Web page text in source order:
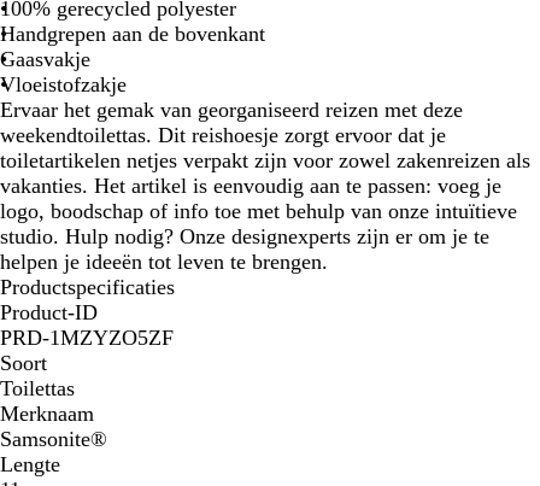
s
g
r
o
e
n
c
h
t
b
l
a
u
w
o
n
z
w
a
r
t
100% gerecycled polyester
Handgrepen aan de bovenkant
Gaasvakje
Vloeistofzakje
Ervaar het gemak van georganiseerd reizen met deze
weekendtoilettas. Dit reishoesje zorgt ervoor dat je
toiletartikelen netjes verpakt zijn voor zowel zakenreizen als
vakanties. Het artikel is eenvoudig aan te passen: voeg je
logo, boodschap of info toe met behulp van onze intuïtieve
studio. Hulp nodig? Onze designexperts zijn er om je te
helpen je ideeën tot leven te brengen.
Productspecificaties
Product-ID
PRD-1MZYZO5ZF
Soort
Toilettas
Merknaam
Samsonite®
Lengte